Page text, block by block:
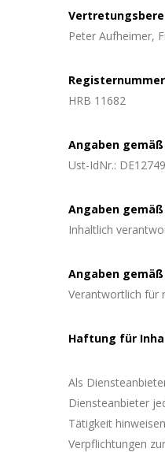
Peter Aufheimer,
Registernummer
HRB 11682
Angaben
Ust-IdNr.:
Angaben gemäß
Inhaltlich
Angaben gemäß
Verantwortlich für
Haftung für
Als
Diensteanbieter
Tätigkeit
Verpflichtungen